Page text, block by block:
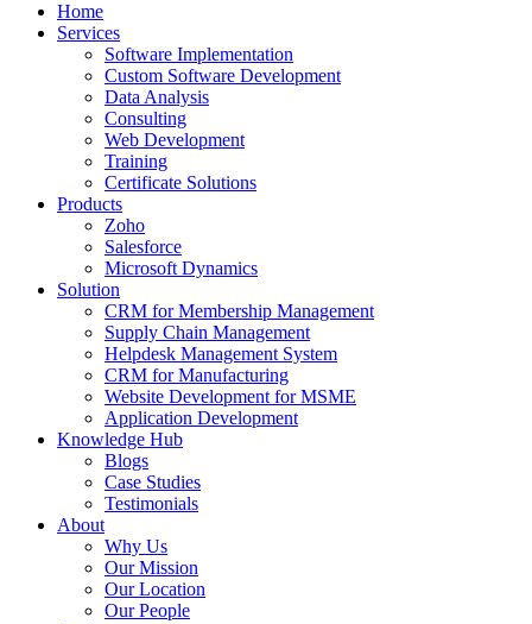
Home
Services
Software Implementation
Custom Software Development
Data Analysis
Consulting
Web Development
Training
Certificate Solutions
Products
Zoho
Salesforce
Microsoft Dynamics
Solution
CRM for Membership Management
Supply Chain Management
Helpdesk Management System
CRM for Manufacturing
Website Development for MSME
Application Development
Knowledge Hub
Blogs
Case Studies
Testimonials
About
Why Us
Our Mission
Our Location
Our People